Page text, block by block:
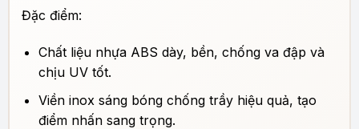
Đặc điểm:
Chất liệu nhựa ABS dày, bền, chống va đập và
chịu UV tốt.
Viền inox sáng bóng chống trầy hiệu quả, tạo
điểm nhấn sang trọng.